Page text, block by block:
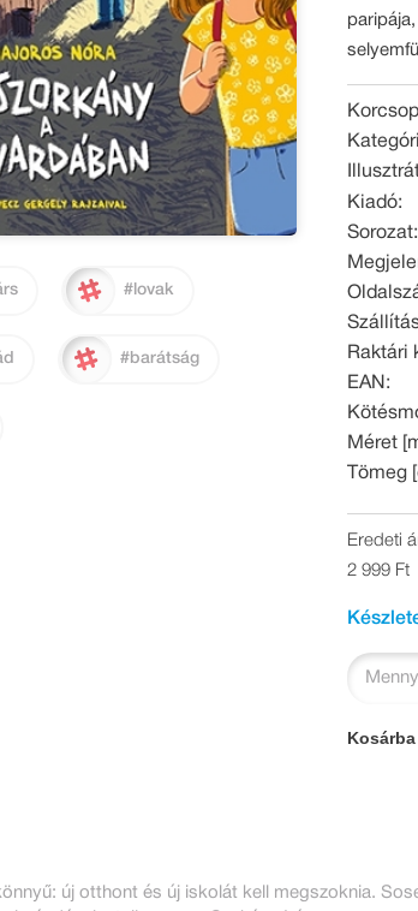
#lovak
#barátság
Kiadó:
Sorozat:
Raktári
EAN:
Méret
Tömeg
Eredeti
2 999 Ft
Kosárba
új otthont és új iskolát kell megszoknia.